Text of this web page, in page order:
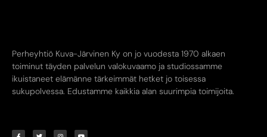
Perheyhtiö Kuva-Järvinen Ky on jo vuodesta 1970 alkaen
toiminut täyden palvelun valokuvaamo ja studiossamme
ikuistaneet elämänne tärkeimmät hetket jo toisessa
sukupolvessa. Edustamme kaikkia alan suurimpia toimijoita.